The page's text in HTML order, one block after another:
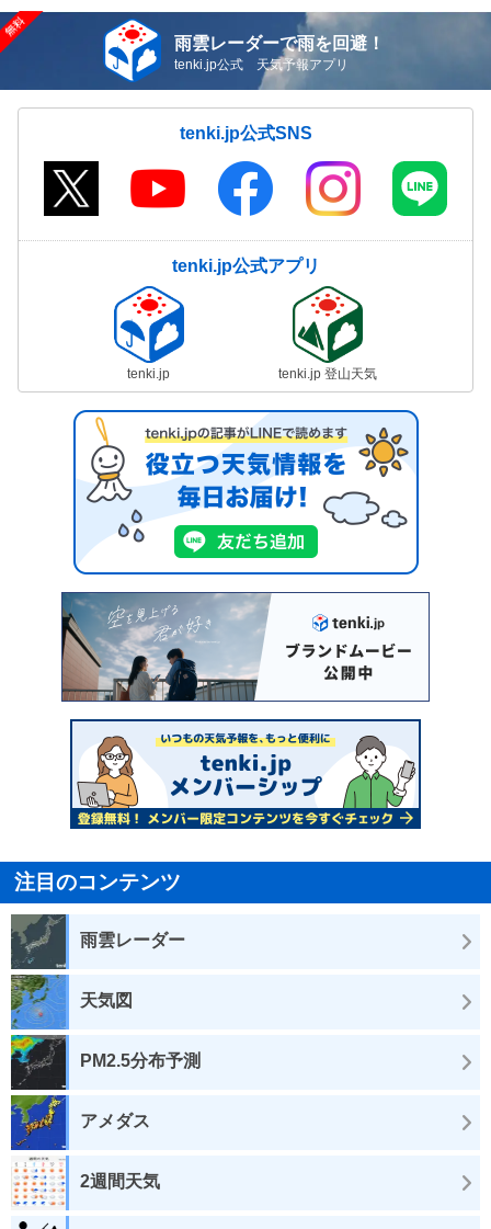
雨雲レーダーで雨を回避！
tenki.jp公式 天気予報アプリ
tenki.jp公式SNS
tenki.jp公式アプリ
tenki.jp tenki.jp 登山天気
注目のコンテンツ
雨雲レーダー
天気図
PM2.5分布予測
アメダス
2週間天気